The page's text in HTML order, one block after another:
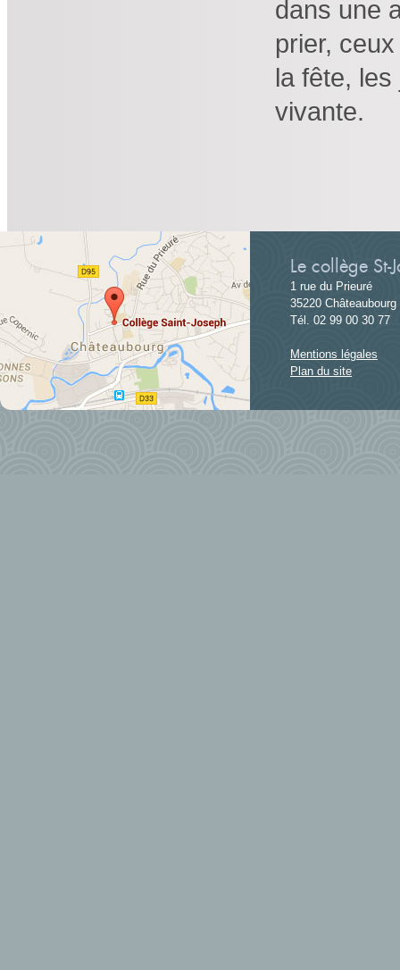
dans une
prier,
la fête,
vivante.
Le collège St-
1 rue du Prieuré
35220 Châteaubourg
Tél. 02 99 00 30 77
Mentions légales
Plan du site